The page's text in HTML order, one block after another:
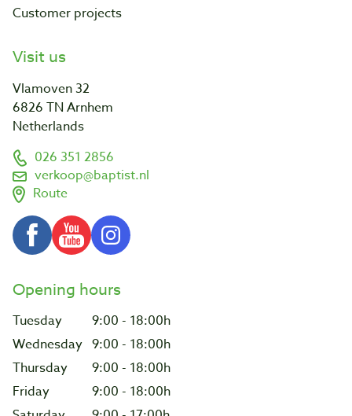
Customer projects
Visit us
Vlamoven 32
6826 TN Arnhem
Netherlands
026 351 2856
verkoop@baptist.nl
Route
Opening hours
Tuesday
9:00 - 18:00h
Wednesday 9:00 - 18:00h
Thursday
9:00 - 18:00h
Friday
9:00 - 18:00h